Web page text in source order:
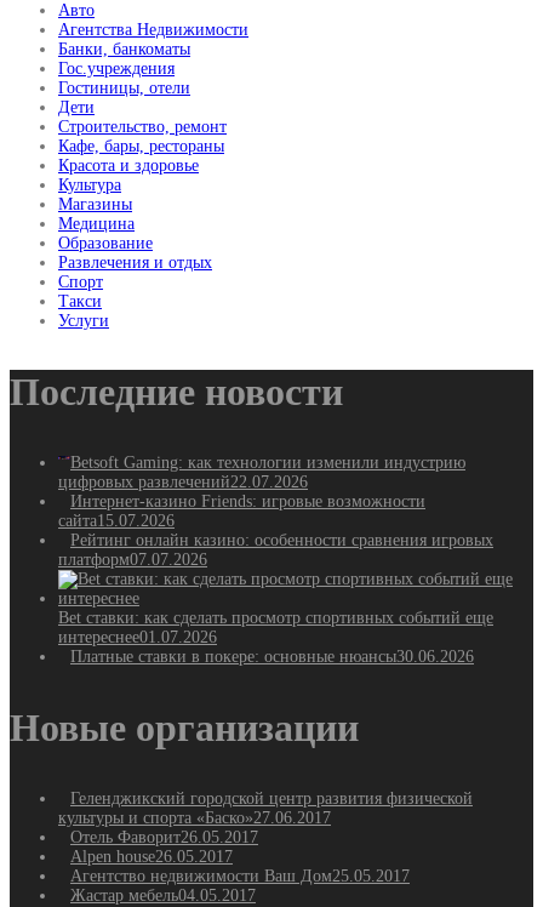
Авто
Агентства Недвижимости
Банки, банкоматы
Гос.учреждения
Гостиницы, отели
Дети
Строительство, ремонт
Кафе, бары, рестораны
Красота и здоровье
Культура
Магазины
Медицина
Образование
Развлечения и отдых
Спорт
Такси
Услуги
Последние новости
Betsoft Gaming: как технологии изменили индустрию
цифровых развлечений22.07.2026
Интернет-казино Friends: игровые возможности
сайта15.07.2026
Рейтинг онлайн казино: особенности сравнения игровых
платформ07.07.2026
Bet ставки: как сделать просмотр спортивных событий еще
интереснее01.07.2026
Платные ставки в покере: основные нюансы30.06.2026
Новые организации
Геленджикский городской центр развития физической
культуры и спорта «Баско»27.06.2017
Отель Фаворит26.05.2017
Alpen house26.05.2017
Агентство недвижимости Ваш Дом25.05.2017
Жастар мебель04.05.2017